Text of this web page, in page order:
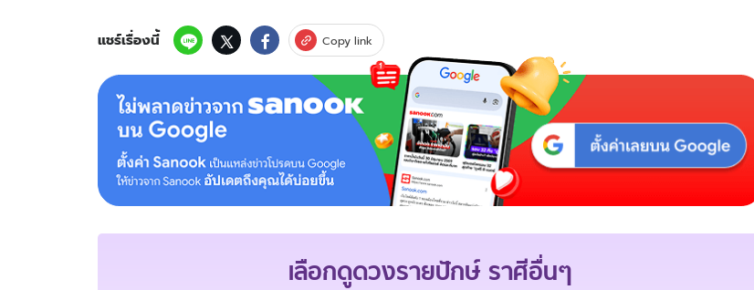
แชร์เรื่องนี้ Copy link
เลือกดูดวงรายปักษ์ราศีอื่นๆ